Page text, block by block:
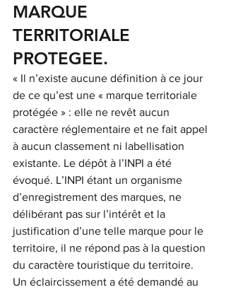
MARQUE
TERRITORIALE
PROTEGEE.
« Il n’existe aucune définition à ce jour
de ce qu’est une « marque territoriale
protégée » : elle ne revêt aucun
caractère réglementaire et ne fait appel
à aucun classement ni labellisation
existante. Le dépôt à l’INPI a été
évoqué. L’INPI étant un organisme
d’enregistrement des marques, ne
délibérant pas sur l’intérêt et la
justification d’une telle marque pour le
territoire, il ne répond pas à la question
du caractère touristique du territoire.
Un éclaircissement a été demandé au